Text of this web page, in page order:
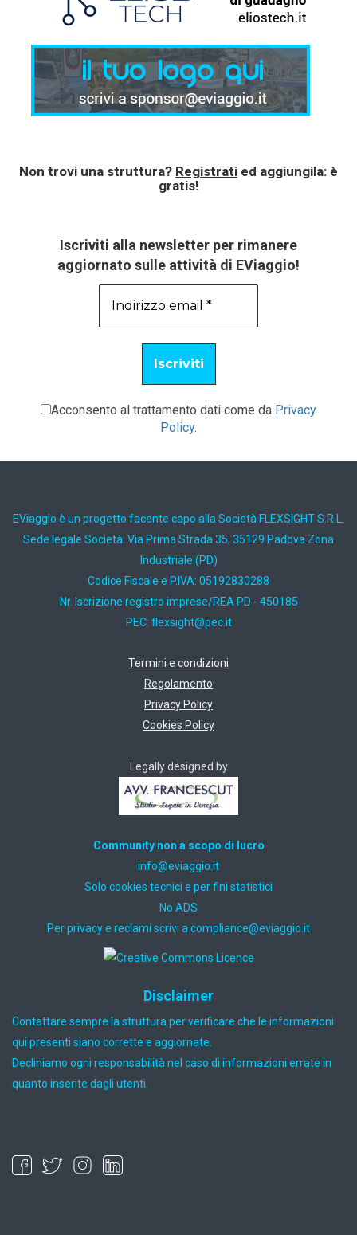
Non trovi una struttura? Registrati ed aggiungila: è
gratis!
Iscriviti alla newsletter per rimanere
aggiornato sulle attività di EViaggio!
Acconsento al trattamento dati come da Privacy
Policy.
EViaggio è un progetto facente capo alla Società FLEXSIGHT S.R.L.
Sede legale Società: Via Prima Strada 35, 35129 Padova Zona
Industriale (PD)
Codice Fiscale e P.IVA: 05192830288
Nr. Iscrizione registro imprese/REA PD - 450185
PEC: ti.cep@thgisxelf
Termini e condizioni
Regolamento
Privacy Policy
Cookies Policy
Legally designed by
Community non a scopo di lucro
ti.oiggaive@ofni
Solo cookies tecnici e per fini statistici
No ADS
Per privacy e reclami scrivi a ti.oiggaive@ecnailpmoc
Disclaimer
Contattare sempre la struttura per verificare che le informazioni
qui presenti siano corrette e aggiornate.
Decliniamo ogni responsabilità nel caso di informazioni errate in
quanto inserite dagli utenti.